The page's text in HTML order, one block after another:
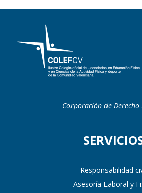
Corporación de Derecho
Responsabilidad
Asesoría Laboral y